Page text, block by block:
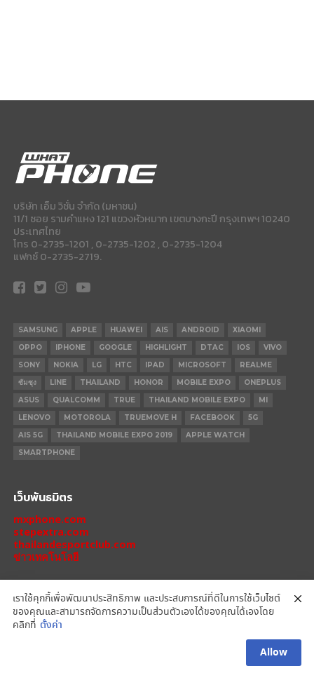
บริษัท เอ็ม วิชั่น จำกัด (มหาชน)
11/1 ซอย รามคำแหง 121 แขวงหัวหมาก เขตบางกะปี กรุงเทพฯ 10240
ประเทศไทย
โทร 0-2735-1201 , 0-2735-1202 , 0-2735-1204
แฟกซ์ 0-2735-2719.
SAMSUNG APPLE HUAWEI AIS ANDROID
XIAOMI
OPPO
IPHONE GOOGLE HIGHLIGHT DTAC IOS
VIVO
SONY
NOKIA LG HTC IPAD MICROSOFT
REALME
ซัมซุง
LINE THAILAND HONOR MOBILE EXPO
ONEPLUS
ASUS
QUALCOMM TRUE THAILAND MOBILE EXPO
MI
LENOVO
MOTOROLA TRUEMOVE H FACEBOOK
5G
AIS 5G
THAILAND MOBILE EXPO 2019
APPLE WATCH
SMARTPHONE
เว็บพันธมิตร
mxphone.com
stepextra.com
thailandesportclub.com
ข่าวเทคโนโลยี
IPHONE 14 PRO
REDMI
เราใช้คุกกี้เพื่อพัฒนาประสิทธิภาพ และประสบการณ์ที่ดีในการใช้เว็บไซต์
ของคุณและสามารถจัดการความเป็นส่วนตัวเองได้ของคุณได้เองโดย
คลิกที่ ตั้งค่า
Allow